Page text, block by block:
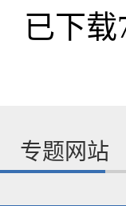
已下载
专题网站